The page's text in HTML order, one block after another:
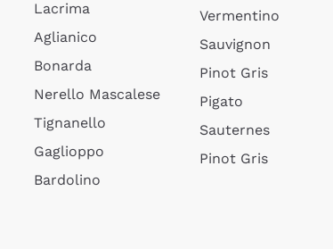
Lacrima
Aglianico
Bonarda
Nerello Mascalese
Tignanello
Gaglioppo
Bardolino
Vermentino
Sauvignon
Pinot Gris
Pigato
Sauternes
Pinot Gris